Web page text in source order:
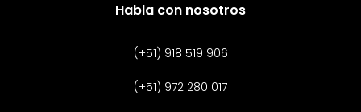
Habla con nosotros
(+51) 918 519 906
(+51) 972 280 017